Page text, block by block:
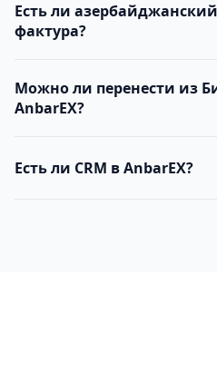
складов, мобильное — только в
Есть ли
фактура?
Можно ли перенести из
AnbarEX?
поможет при миграции.
Есть ли CRM в AnbarEX?